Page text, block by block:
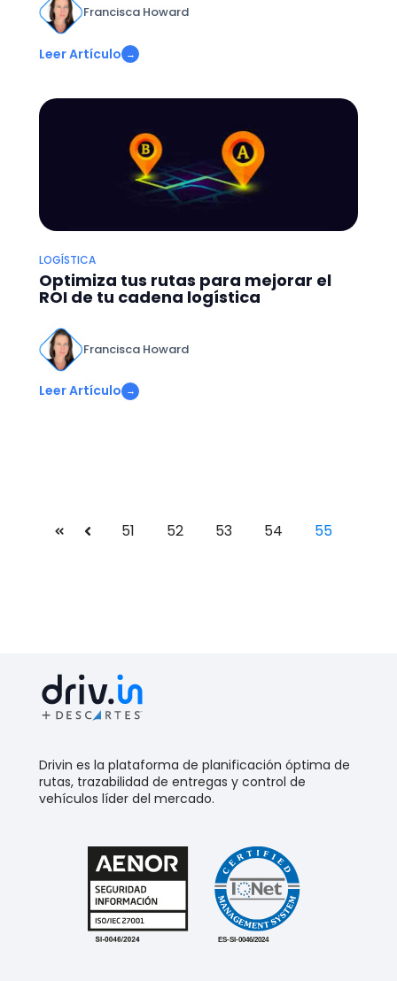
Francisca Howard
Leer Artículo →
LOGÍSTICA
Optimiza tus rutas para mejorar el
ROI de tu cadena logística
Francisca Howard
Leer Artículo →
PrimeraAnterior
51 52 53 54 55
Drivin es la plataforma de planificación óptima de
rutas, trazabilidad de entregas y control de
vehículos líder del mercado.